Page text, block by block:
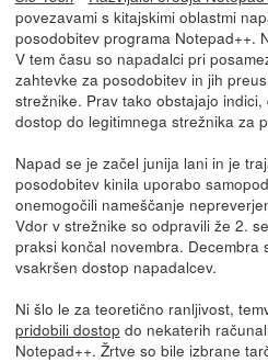
povezavami s kitajskimi oblastmi
posodobitev programa Notepad++.
V tem času so napadalci pri
zahtevke za posodobitev in jih
strežnike. Prav tako obstajajo
dostop do legitimnega strežnika za
Napad se je začel junija lani in je
posodobitev kinila uporabo
onemogočili nameščanje
Vdor v strežnike so odpravili že 2.
praksi končal novembra. Decembra
vsakršen dostop napadalcev.
Ni šlo le za teoretično ranljivost,
pridobili dostop do nekaterih
Notepad++. Žrtve so bile izbrane